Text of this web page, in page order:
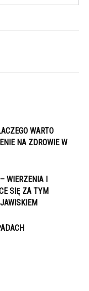
WARTO
NA ZDROWIE W
WIERZENIA I
SIĘ ZA TYM